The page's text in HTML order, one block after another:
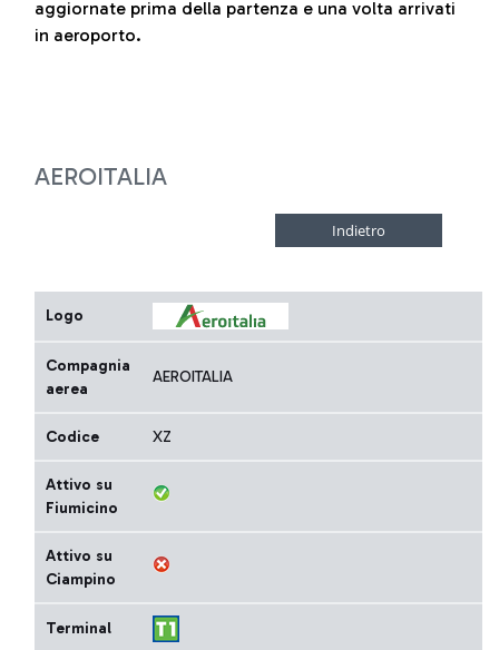
aggiornate prima della partenza e una volta arrivati
in aeroporto.
AEROITALIA
Logo
Compagnia
aerea
AEROITALIA
Codice XZ
Attivo su
Fiumicino
Attivo su
Ciampino
Terminal